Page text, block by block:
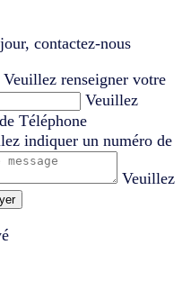
contactez-nous
Veuillez renseigner votre
Veuillez
Téléphone
indiquer un numéro de
Veuillez